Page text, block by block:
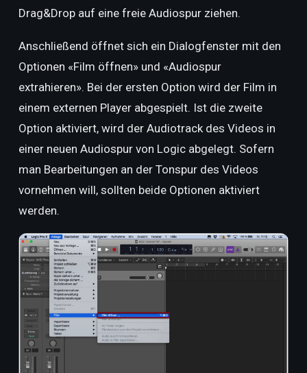
Drag&Drop auf eine freie Audiospur ziehen.
Anschließend öffnet sich ein Dialogfenster mit den
Optionen «Film öffnen» und «Audiospur
extrahieren». Bei der ersten Option wird der Film in
einem externen Player abgespielt. Ist die zweite
Option aktiviert, wird der Audiotrack des Videos in
einer neuen Audiospur von Logic abgelegt. Sofern
man Bearbeitungen an der Tonspur des Videos
vornehmen will, sollten beide Optionen aktiviert
werden.